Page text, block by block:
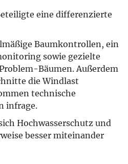
eine differenzierte
Baumkontrollen, ein
sowie gezielte
Bäumen. Außerdem
die Windlast
technische
infrage.
Hochwasserschutz und
besser miteinander